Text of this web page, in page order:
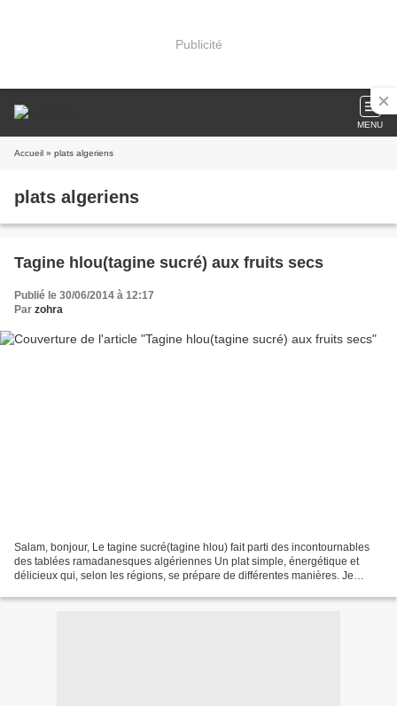
Publicité
MENU
Accueil » plats algeriens
plats algeriens
Tagine hlou(tagine sucré) aux fruits secs
Publié le 30/06/2014 à 12:17
Par zohra
Salam, bonjour, Le tagine sucré(tagine hlou) fait parti des incontournables
des tablées ramadanesques algériennes Un plat simple, énergétique et
délicieux qui, selon les régions, se prépare de différentes manières. Je